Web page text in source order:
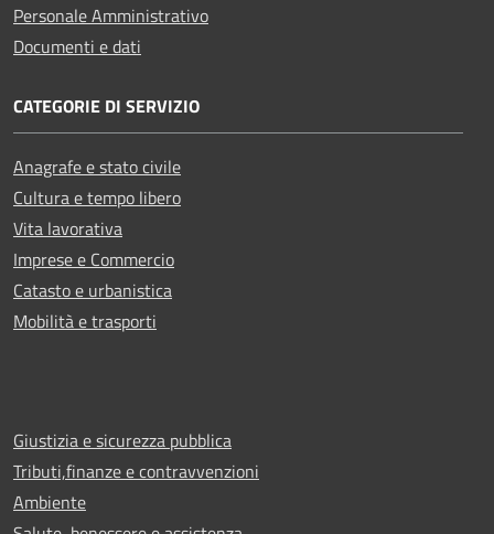
Personale Amministrativo
Documenti e dati
CATEGORIE DI SERVIZIO
Anagrafe e stato civile
Cultura e tempo libero
Vita lavorativa
Imprese e Commercio
Catasto e urbanistica
Mobilità e trasporti
Giustizia e sicurezza pubblica
Tributi,finanze e contravvenzioni
Ambiente